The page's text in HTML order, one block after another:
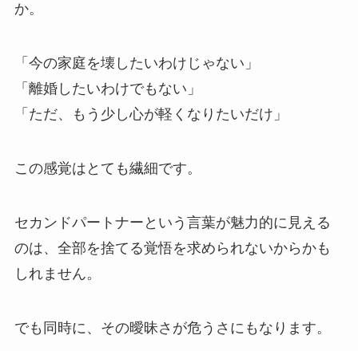
か。
「今の家庭を壊したいわけじゃない」
「離婚したいわけでもない」
「ただ、もう少し心が軽くなりたいだけ」
この感覚はとても繊細です。
セカンドパートナーという言葉が魅力的に見える
のは、全部を捨てる覚悟を求められないからかも
しれません。
でも同時に、その曖昧さが危うさにもなります。